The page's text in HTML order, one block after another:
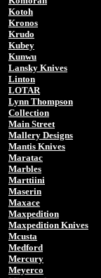
Kotoh
Kronos
Krudo
Kubey
Kunwu
Lansky Knives
Linton
LOTAR
Lynn Thompson
Collection
Main Street
Mallery Designs
Mantis Knives
Maratac
Marbles
Marttiini
Maserin
Maxace
Maxpedition
Maxpedition Knives
Mcusta
Medford
Mercury
Meyerco